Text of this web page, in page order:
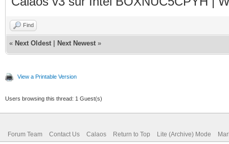
Find
« Next Oldest Next Newest »
View a Printable Version
Users browsing this thread: 1 Guest(s)
Forum Team Contact Us Calaos Return to Top Lite (Archive) Mode